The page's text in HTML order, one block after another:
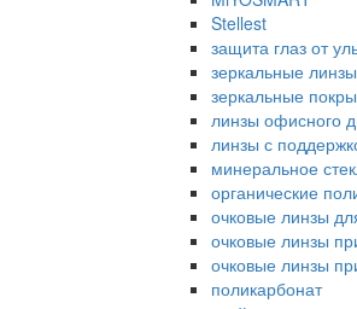
Stellest
защита глаз от
зеркальные линзы
зеркальные
линзы офисного
линзы с
минеральное
органические
очковые линзы
очковые линзы
очковые линзы
поликарбонат